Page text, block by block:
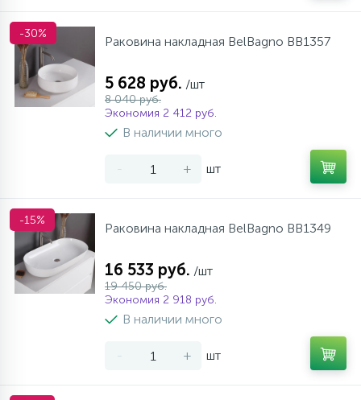
-30%
Раковина накладная BelBagno BB1357
5 628 руб. /шт
8 040 руб.
Экономия 2 412 руб.
В наличии много
- + шт
-15%
Раковина накладная BelBagno BB1349
16 533 руб. /шт
19 450 руб.
Экономия 2 918 руб.
В наличии много
- + шт